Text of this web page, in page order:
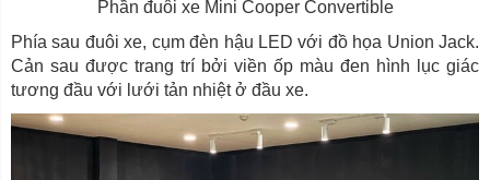
Phần đuôi xe Mini Cooper Convertible
Phía sau đuôi xe, cụm đèn hậu LED với đồ họa Union Jack.
Cản sau được trang trí bởi viền ốp màu đen hình lục giác
tương đầu với lưới tản nhiệt ở đầu xe.